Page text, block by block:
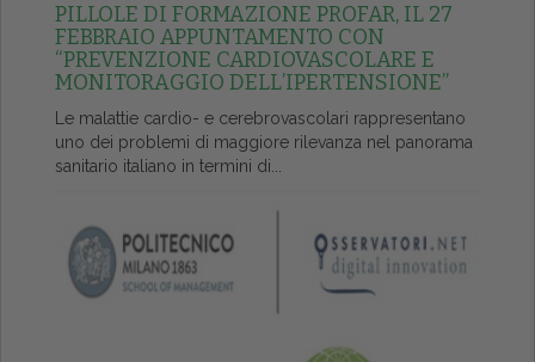
PILLOLE DI FORMAZIONE PROFAR, IL 27
FEBBRAIO APPUNTAMENTO CON
“PREVENZIONE CARDIOVASCOLARE E
MONITORAGGIO DELL’IPERTENSIONE”
Le malattie cardio- e cerebrovascolari rappresentano
uno dei problemi di maggiore rilevanza nel panorama
sanitario italiano in termini di...